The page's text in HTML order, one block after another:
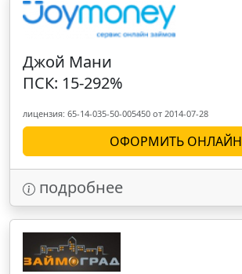
Джой Мани
ПСК: 15-292%
лицензия: 65-14-035-50-005450 от 2014-07-28
ОФОРМИТЬ ОНЛАЙН
подробнее